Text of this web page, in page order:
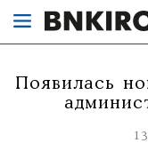
Появилась